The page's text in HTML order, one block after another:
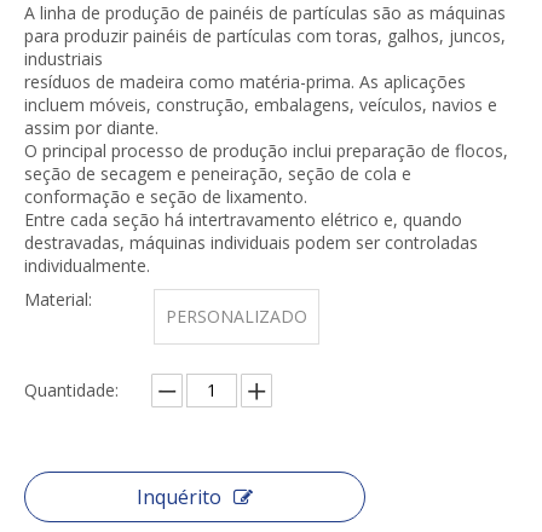
A linha de produção de painéis de partículas são as máquinas
para produzir painéis de partículas com toras, galhos, juncos,
industriais
resíduos de madeira como matéria-prima. As aplicações
incluem móveis, construção, embalagens, veículos, navios e
assim por diante.
O principal processo de produção inclui preparação de flocos,
seção de secagem e peneiração, seção de cola e
conformação e seção de lixamento.
Entre cada seção há intertravamento elétrico e, quando
destravadas, máquinas individuais podem ser controladas
individualmente.
Material:
PERSONALIZADO
Quantidade:
Inquérito